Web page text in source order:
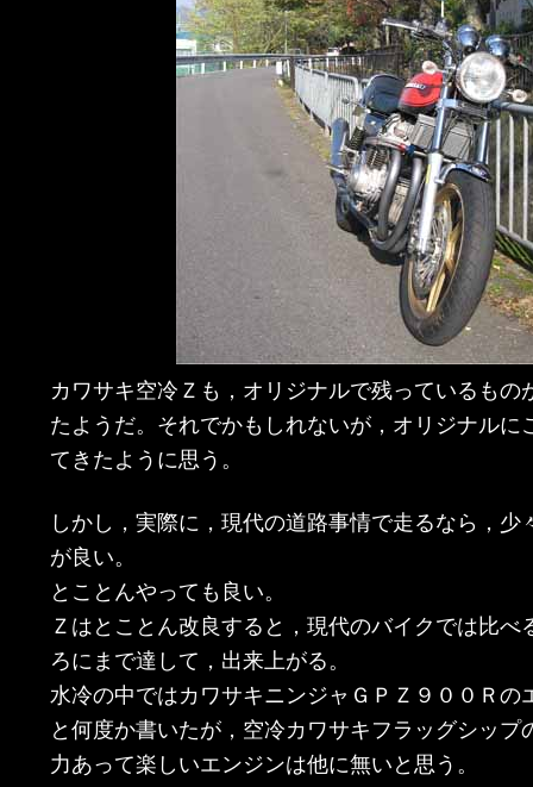
カワサキ空冷Ｚも，オリジナルで残っているもの
たようだ。それでかもしれないが，オリジナルに
てきたように思う。
しかし，実際に，現代の道路事情で走るなら，少
が良い。
とことんやっても良い。
Ｚはとことん改良すると，現代のバイクでは比べ
ろにまで達して，出来上がる。
水冷の中ではカワサキニンジャＧＰＺ９００Ｒの
と何度か書いたが，空冷カワサキフラッグシップ
力あって楽しいエンジンは他に無いと思う。